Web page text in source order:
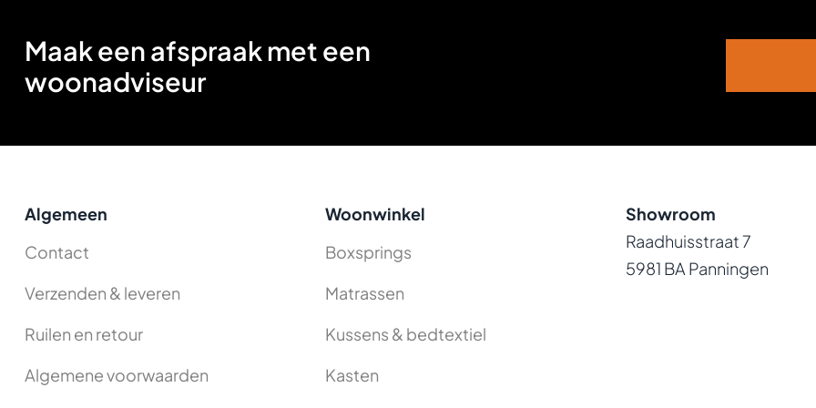
Maak een afspraak met een
woonadviseur
Algemeen
Contact
Verzenden & leveren
Ruilen en retour
Algemene voorwaarden
Woonwinkel
Boxsprings
Matrassen
Kussens & bedtextiel
Kasten
Showroom
Raadhuisstraat 7
5981 BA Panningen